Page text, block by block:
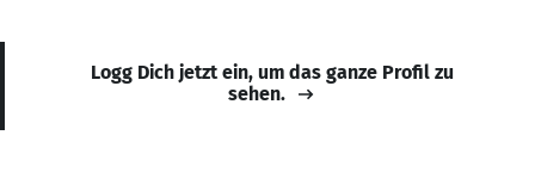
Logg Dich jetzt ein, um das ganze Profil zu
sehen.